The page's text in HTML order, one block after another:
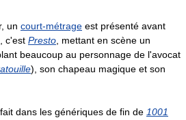
un court-métrage est présenté avant
c'est Presto, mettant en scène un
beaucoup au personnage de l'avocat
), son chapeau magique et son
dans les génériques de fin de 1001